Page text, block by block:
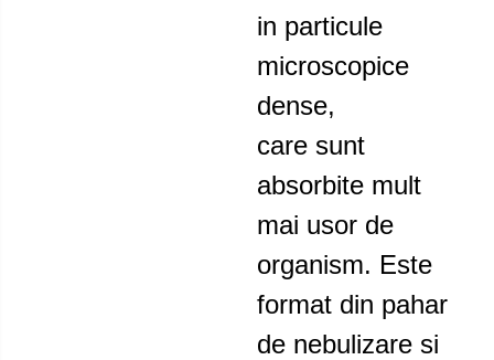
in particule
microscopice
dense,
care sunt
absorbite mult
mai usor de
organism. Este
format din pahar
de nebulizare si